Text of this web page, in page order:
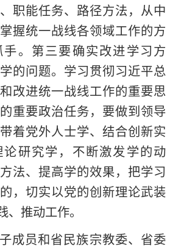
职能任务、路径方法，从中
握统一战线各领域工作的方
。第三要确实改进学习方
的问题。学习贯彻习近平总
改进统一战线工作的重要思
重要政治任务，要做到领导
着党外人士学、结合创新实
研究学，不断激发学的动
法、提高学的效果，把学习
，切实以党的创新理论武装
推动工作。
成员和省民族宗教委、省委